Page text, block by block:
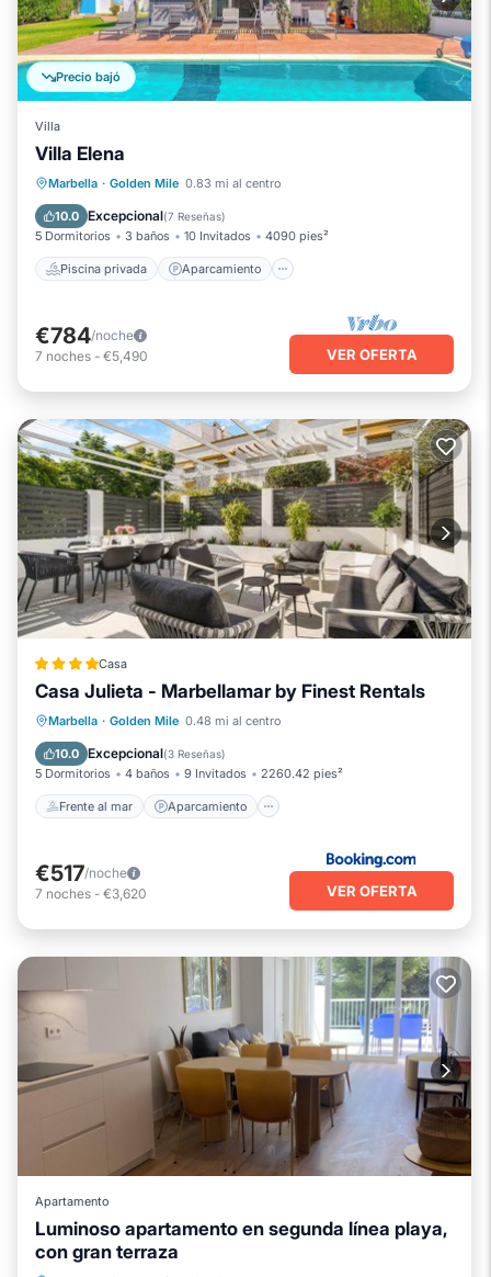
Precio bajó
Villa
Villa Elena
Marbella · Golden Mile 0.83 mi al centro
10.0 Excepcional(7 Reseñas)
5 Dormitorios 3 baños 10 Invitados 4090 pies²
Piscina privada Aparcamiento
Piscina privada
Aparcamiento
Piscina
Balcón/Terraza
€784/noche
7 noches - €5,490 VER OFERTA
Casa
Casa Julieta - Marbellamar by Finest Rentals
Marbella · Golden Mile 0.48 mi al centro
10.0 Excepcional(3 Reseñas)
5 Dormitorios 4 baños 9 Invitados 2260.42 pies²
Frente al mar Aparcamiento
Frente al mar Aparcamiento
Vista al mar
€517/noche
7 noches - €3,620 VER OFERTA
Apartamento
Luminoso apartamento en segunda línea playa,
con gran terraza